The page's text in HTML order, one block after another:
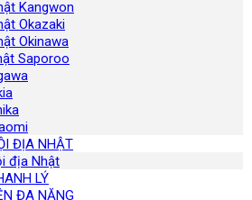
Kangwon
Okazaki
Okinawa
Saporoo
ĐỊA NHẬT
địa Nhật
LÝ
ĐA NĂNG